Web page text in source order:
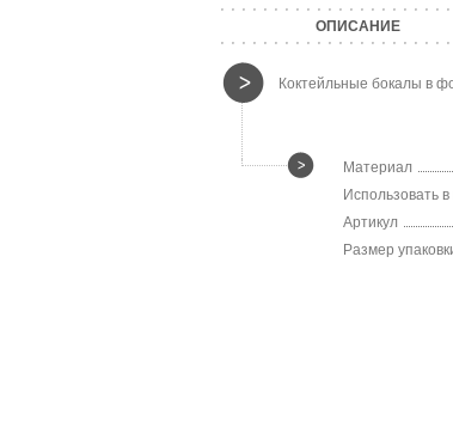
ОПИСАНИЕ
Коктейльные бокалы в
Материал
Использовать
Артикул
Размер